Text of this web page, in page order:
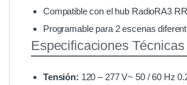
Compatible con el hub RadioRA3
Programable para 2 escenas
Especificaciones Técnicas
Tensión: 120 – 277 V~ 50 / 60 Hz